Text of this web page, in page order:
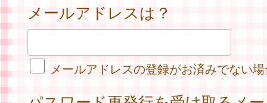
メールアドレスは？
メールアドレスの登録がお済みでない